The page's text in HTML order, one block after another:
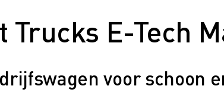
Trucks E-Tech
voor schoon